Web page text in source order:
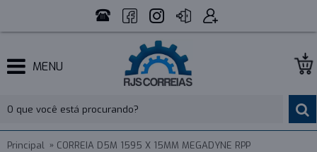
MENU
Principal CORREIA D5M 1595 X 15MM MEGADYNE RPP